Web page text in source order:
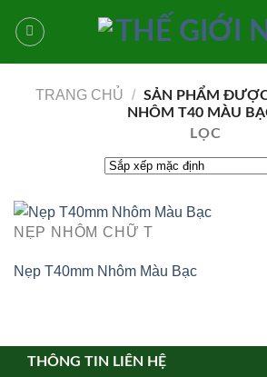
qua
TRANG CHỦ / SẢN PHẨM ĐƯỢC
NHÔM T40 MÀU
LỌC
NẸP NHÔM CHỮ T
Nẹp T40mm Nhôm Màu Bạc
THÔNG TIN LIÊN HỆ